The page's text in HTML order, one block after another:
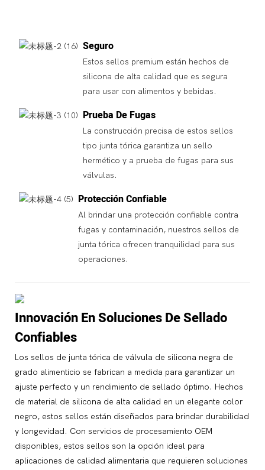
Seguro
Estos sellos premium están hechos de
silicona de alta calidad que es segura
para usar con alimentos y bebidas.
Prueba De Fugas
La construcción precisa de estos sellos
tipo junta tórica garantiza un sello
hermético y a prueba de fugas para sus
válvulas.
Protección Confiable
Al brindar una protección confiable contra
fugas y contaminación, nuestros sellos de
junta tórica ofrecen tranquilidad para sus
operaciones.
Innovación En Soluciones De Sellado
Confiables
Los sellos de junta tórica de válvula de silicona negra de
grado alimenticio se fabrican a medida para garantizar un
ajuste perfecto y un rendimiento de sellado óptimo. Hechos
de material de silicona de alta calidad en un elegante color
negro, estos sellos están diseñados para brindar durabilidad
y longevidad. Con servicios de procesamiento OEM
disponibles, estos sellos son la opción ideal para
aplicaciones de calidad alimentaria que requieren soluciones